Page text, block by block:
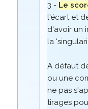
3 - Le
l'écart et
d'avoir un
la
A défaut
ou une
ne pas
tirages